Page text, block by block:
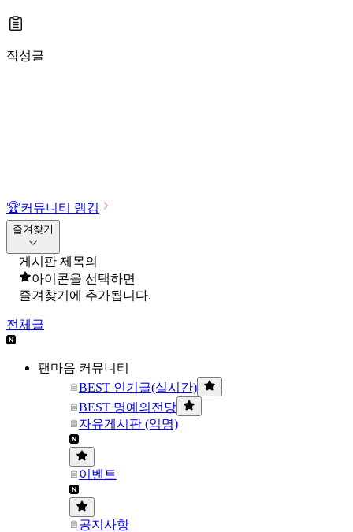
작성글
🏆커뮤니티 랭킹
즐겨찾기
게시판 제목의
아이콘을 선택하면
즐겨찾기에 추가됩니다.
전체글
팬마음 커뮤니티
BEST 인기글(실시간)
BEST 명예의전당
자유게시판 (익명)
이벤트
공지사항